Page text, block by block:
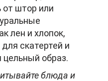
от штор или
лен и хлопок,
скатертей и
цельный образ.
блюда и